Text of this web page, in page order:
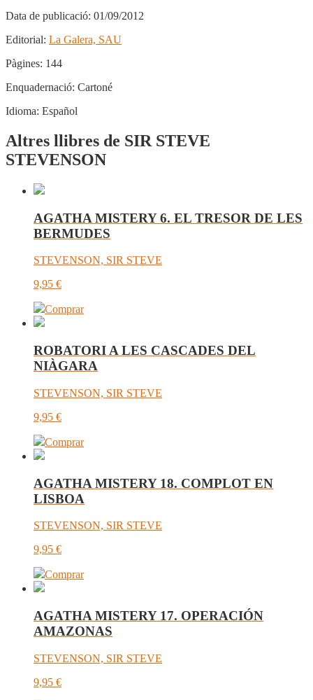
Data de publicació: 01/09/2012
Editorial: La Galera, SAU
Pàgines: 144
Enquadernació: Cartoné
Idioma: Español
Altres llibres de SIR STEVE
STEVENSON
AGATHA MISTERY 6. EL TRESOR DE LES
BERMUDES
STEVENSON, SIR STEVE
9,95 €
Comprar
ROBATORI A LES CASCADES DEL
NIÀGARA
STEVENSON, SIR STEVE
9,95 €
Comprar
AGATHA MISTERY 18. COMPLOT EN
LISBOA
STEVENSON, SIR STEVE
9,95 €
Comprar
AGATHA MISTERY 17. OPERACIÓN
AMAZONAS
STEVENSON, SIR STEVE
9,95 €